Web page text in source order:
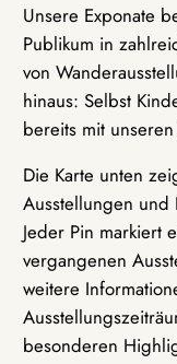
Unsere Exponate
Publikum in
von
hinaus: Selbst
bereits mit
Die Karte unten
Ausstellungen und
Jeder Pin markiert
vergangenen
weitere
besonderen